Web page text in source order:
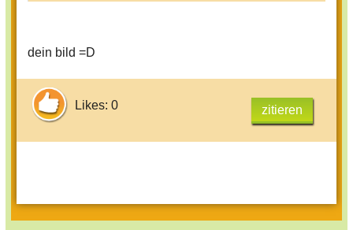
dein bild =D
Likes: 0 zitieren